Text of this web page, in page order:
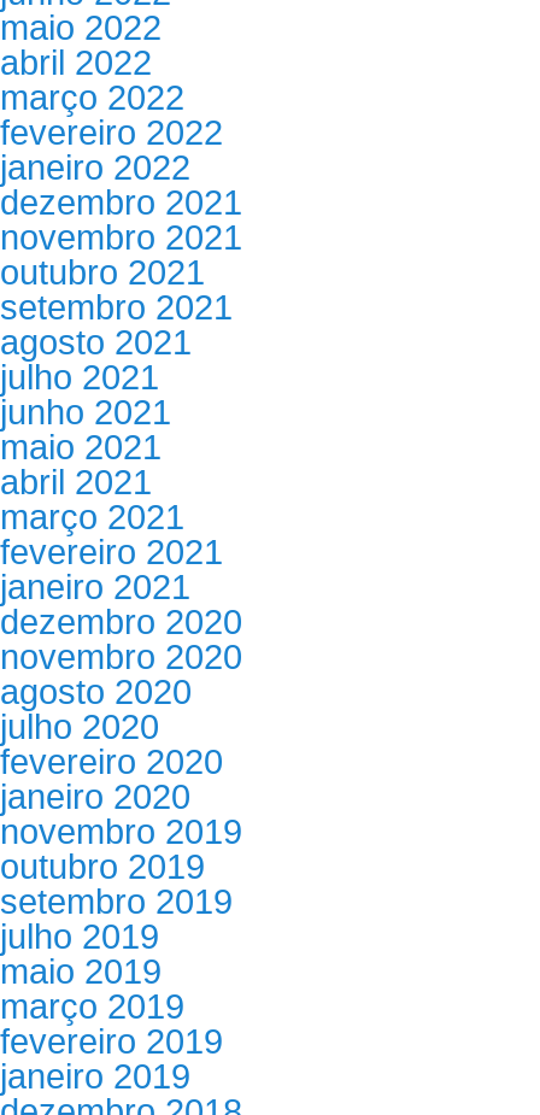
maio 2022
abril 2022
março 2022
fevereiro 2022
janeiro 2022
dezembro 2021
novembro 2021
outubro 2021
setembro 2021
agosto 2021
julho 2021
junho 2021
maio 2021
abril 2021
março 2021
fevereiro 2021
janeiro 2021
dezembro 2020
novembro 2020
agosto 2020
julho 2020
fevereiro 2020
janeiro 2020
novembro 2019
outubro 2019
setembro 2019
julho 2019
maio 2019
março 2019
fevereiro 2019
janeiro 2019